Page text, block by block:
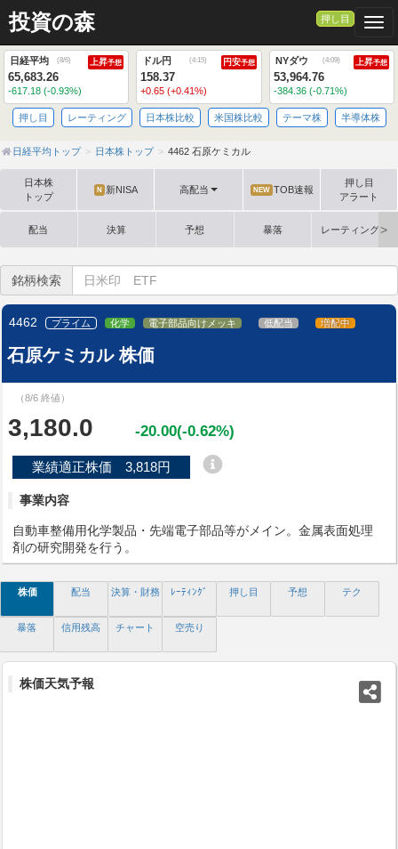
投資の森 押し目
日経平均 (8/6) 上昇予想
65,683.26
-617.18 (-0.93%)
ドル円 (4:15) 円安予想
158.37
+0.65 (+0.41%)
NYダウ (4:09) 上昇予想
53,964.76
-384.36 (-0.71%)
押し目 レーティング 日本株比較 米国株比較 テーマ株 半導体株
日経平均トップ 日本株トップ 4462 石原ケミカル
日本株
トップ
N 新NISA 高配当 NEW TOB速報
押し目
アラート
配当 決算 予想 暴落 レーティング格
銘柄検索
4462 プライム 化学 電子部品向けメッキ 低配当 増配中
石原ケミカル 株価
（8/6 終値）
3,180.0 -20.00(-0.62%)
業績適正株価 3,818円
事業内容
自動車整備用化学製品・先端電子部品等がメイン。金属表面処理
剤の研究開発を行う。
株価 配当 決算・財務 ﾚｰﾃｨﾝｸﾞ 押し目 予想 テク
暴落 信用残高 チャート 空売り
株価天気予報